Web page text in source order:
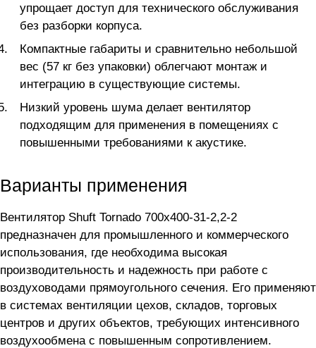
упрощает доступ для технического обслуживания
без разборки корпуса.
Компактные габариты и сравнительно небольшой
вес (57 кг без упаковки) облегчают монтаж и
интеграцию в существующие системы.
Низкий уровень шума делает вентилятор
подходящим для применения в помещениях с
повышенными требованиями к акустике.
Варианты применения
Вентилятор Shuft Tornado 700x400-31-2,2-2
предназначен для промышленного и коммерческого
использования, где необходима высокая
производительность и надежность при работе с
воздуховодами прямоугольного сечения. Его применяют
в системах вентиляции цехов, складов, торговых
центров и других объектов, требующих интенсивного
воздухообмена с повышенным сопротивлением.